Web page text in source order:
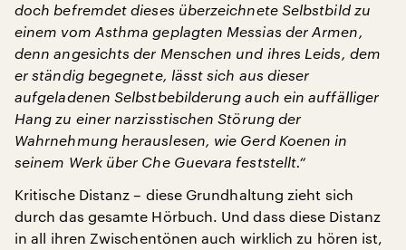
doch befremdet dieses überzeichnete Selbstbild zu
einem vom Asthma geplagten Messias der Armen,
denn angesichts der Menschen und ihres Leids, dem
er ständig begegnete, lässt sich aus dieser
aufgeladenen Selbstbebilderung auch ein auffälliger
Hang zu einer narzisstischen Störung der
Wahrnehmung herauslesen, wie Gerd Koenen in
seinem Werk über Che Guevara feststellt.“
Kritische Distanz – diese Grundhaltung zieht sich
durch das gesamte Hörbuch. Und dass diese Distanz
in all ihren Zwischentönen auch wirklich zu hören ist,